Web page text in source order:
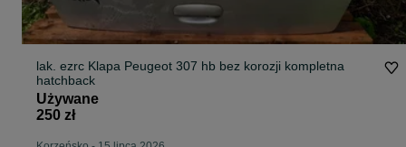
lak. ezrc Klapa Peugeot 307 hb bez korozji kompletna
hatchback
Używane
250 zł